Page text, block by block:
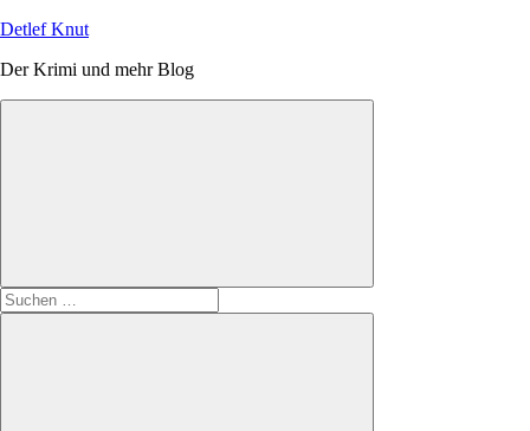
Zum
springen
Detlef Knut
Der Krimi und mehr Blog
Suchen
nach: